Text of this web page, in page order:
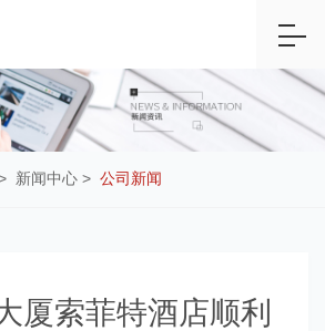
新闻中心 > 公司新闻
厦索菲特酒店顺利